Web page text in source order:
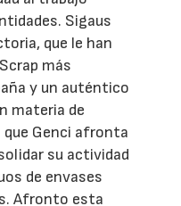
Sigaus
que le han
más
y un auténtico
materia de
Genci afronta
su actividad
de envases
Afronto esta